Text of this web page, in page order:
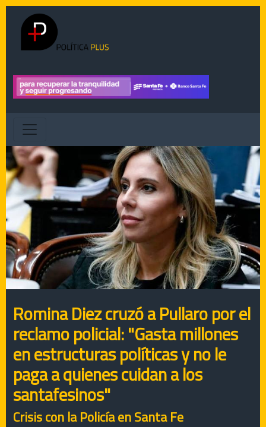
Romina Diez cruzó a Pullaro por el
reclamo policial: "Gasta millones
en estructuras políticas y no le
paga a quienes cuidan a los
santafesinos"
Crisis con la Policía en Santa Fe